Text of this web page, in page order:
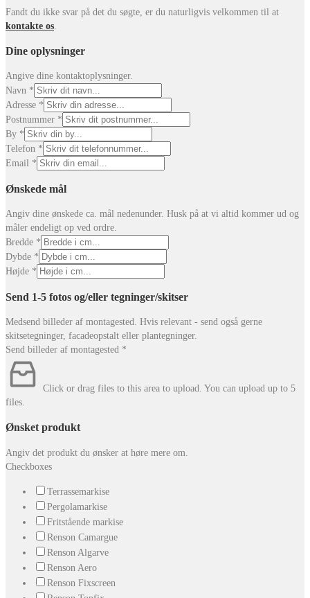
Fandt du ikke svar på det du søgte, er du naturligvis velkommen til at
kontakte os
Dine oplysninger
Angive dine kontaktoplysninger.
Navn *
Adresse *
Postnummer *
By *
Telefon *
Email *
Ønskede mål
Angiv dine ønskede ca. mål nedenunder. Husk på at vi altid kommer ud og
måler endeligt op ved ordre.
Bredde *
Dybde *
Højde *
Send 1-5 fotos og/eller tegninger/skitser
Medsend billeder af montagested. Hvis relevant - send også gerne
skitsetegninger, facadeopstalt eller plantegninger.
Send billeder af montagested *
Click or drag files to this area to upload. You can upload up to 5
files.
Ønsket produkt
Angiv det produkt du ønsker at høre mere om.
Checkboxes
Terrassemarkise
Pergolamarkise
Fritstående markise
Renson Camargue
Renson Algarve
Renson Aero
Renson Fixscreen